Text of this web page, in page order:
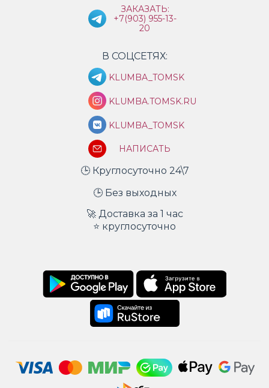
ЗАКАЗАТЬ:
+7(903) 955-13-
20
В СОЦСЕТЯХ:
KLUMBA_TOMSK
KLUMBA.TOMSK.RU
KLUMBA_TOMSK
НАПИСАТЬ
🕒 Круглосуточно 24\7
🕒 Без выходных
🚀 Доставка за 1 час
⭐ круглосуточно